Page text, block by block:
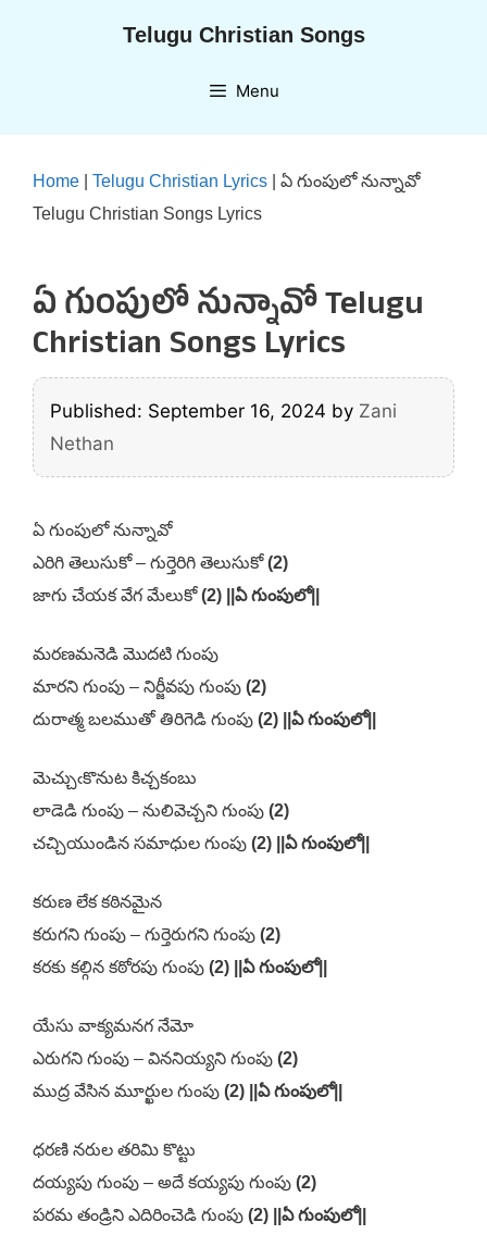
Telugu Christian Songs
Menu
Home Telugu Christian Lyrics
ఏ గుంపులో నున్నావో
Telugu Christian Songs Lyrics
ఏ గుంపులో నున్నావో Telugu
Christian Songs Lyrics
Published: September 16, 2024 by Zani
Nethan
ఏ గుంపులో నున్నావో
ఎరిగి తెలుసుకో – గుర్తెరిగి తెలుసుకో(2)
జాగు చేయక వేగ మేలుకో(2) ||ఏ గుంపులో||
మరణమనెడి మొదటి గుంపు
మారని గుంపు – నిర్జీవపు గుంపు (2)
దురాత్మ బలముతో తిరిగెడి గుంపు (2) ||ఏ గుంపులో||
మెచ్చుఁకొనుట కిచ్చకంబు
లాడెడి గుంపు – నులివెచ్చని గుంపు (2)
చచ్చియుండిన సమాధుల గుంపు (2) ||ఏ గుంపులో||
కరుణ లేక కఠినమైన
కరుగని గుంపు – గుర్తెరుగని గుంపు (2)
కరకు కల్గిన కఠోరపు గుంపు (2) ||ఏ గుంపులో||
యేసు వాక్యమనగ నేమో
ఎరుగని గుంపు – విననియ్యని గుంపు (2)
ముద్ర వేసిన మూర్ఖుల గుంపు (2) ||ఏ గుంపులో||
ధరణి నరుల తరిమి కొట్టు
దయ్యపు గుంపు – అదే కయ్యపు గుంపు (2)
పరమ తండ్రిని ఎదిరించెడి గుంపు (2) ||ఏ గుంపులో||